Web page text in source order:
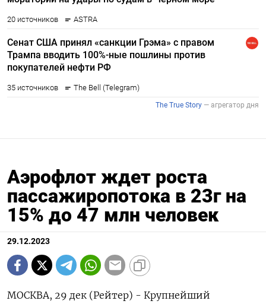
Аэрофлот ждет роста
пассажиропотока в 23г на
15% до 47 млн человек
29.12.2023
МОСКВА, 29 дек (Рейтер) - Крупнейший